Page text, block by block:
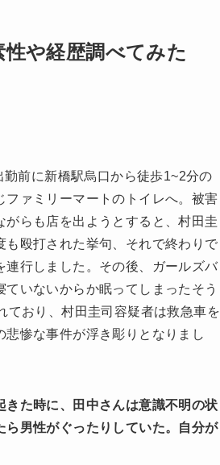
や経歴調べてみた
前に新橋駅烏口から徒歩1~2分の
ァミリーマートのトイレへ。被害
らも店を出ようとすると、村田圭
殴打された挙句、それで終わりで
行しました。その後、ガールズバ
いないからか眠ってしまったそう
ており、村田圭司容疑者は救急車を
惨な事件が浮き彫りとなりまし
た時に、田中さんは意識不明の状
男性がぐったりしていた。自分が